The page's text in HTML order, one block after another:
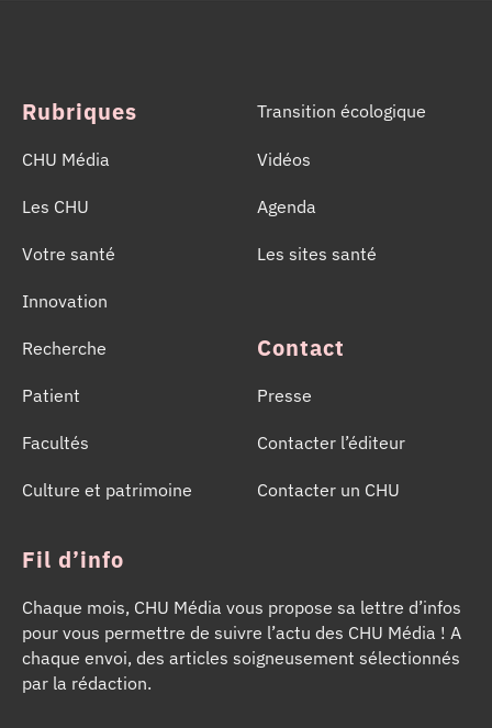
Rubriques
CHU Média
Les CHU
Votre santé
Innovation
Recherche
Patient
Facultés
Culture et patrimoine
Transition écologique
Vidéos
Agenda
Les sites santé
Contact
Presse
Contacter l’éditeur
Contacter un CHU
Fil d’info
Chaque mois, CHU Média vous propose sa lettre d’infos
pour vous permettre de suivre l’actu des CHU Média ! A
chaque envoi, des articles soigneusement sélectionnés
par la rédaction.